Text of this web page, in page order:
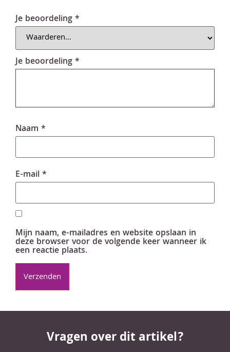
Je beoordeling*
Je beoordeling*
Naam *
E-mail*
Mijn naam, e-mailadres en website opslaan in
deze browser voor de volgende keer wanneer ik
een reactie plaats.
Vragen over dit artikel?